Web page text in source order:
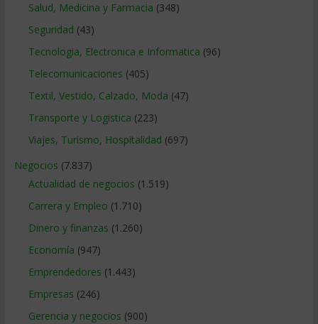
Salud, Medicina y Farmacia (348)
Seguridad (43)
Tecnologia, Electronica e Informatica (96)
Telecomunicaciones (405)
Textil, Vestido, Calzado, Moda (47)
Transporte y Logistica (223)
Viajes, Turismo, Hospitalidad (697)
Negocios (7.837)
Actualidad de negocios (1.519)
Carrera y Empleo (1.710)
Dinero y finanzas (1.260)
Economía (947)
Emprendedores (1.443)
Empresas (246)
Gerencia y negocios (900)